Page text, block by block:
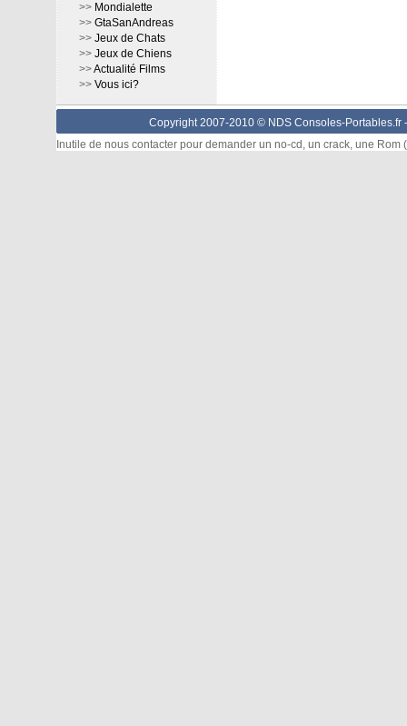
>> Mondialette
>> GtaSanAndreas
>> Jeux de Chats
>> Jeux de Chiens
>>Actualité Films
>> Vous ici?
Copyright 2007-2010 © NDS Consoles-Portables.fr
Inutile de nous contacter pour demander un no-cd, un crack, une